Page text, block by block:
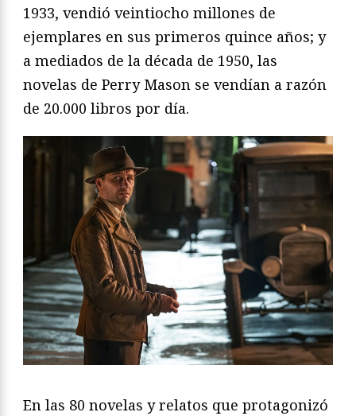
1933, vendió veintiocho millones de
ejemplares en sus primeros quince años; y
a mediados de la década de 1950, las
novelas de Perry Mason se vendían a razón
de 20.000 libros por día.
En las 80 novelas y relatos que protagonizó